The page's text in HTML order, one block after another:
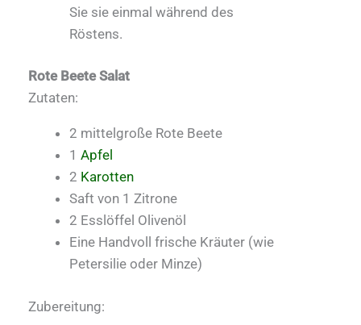
Sie sie einmal während des
Röstens.
Rote Beete Salat
Zutaten:
2 mittelgroße Rote Beete
1 Apfel
2 Karotten
Saft von 1 Zitrone
2 Esslöffel Olivenöl
Eine Handvoll frische Kräuter (wie
Petersilie oder Minze)
Zubereitung: